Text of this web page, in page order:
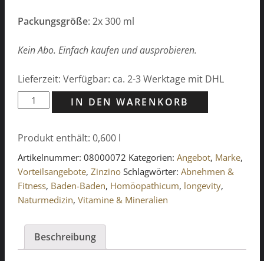
Packungsgröße: 2x 300 ml
Kein Abo. Einfach kaufen und ausprobieren.
Lieferzeit: Verfügbar: ca. 2-3 Werktage mit DHL
ZINZINO
BalanceOil+
(2x
300
ml)
Doppelpack
Menge
IN DEN WARENKORB
Produkt enthält: 0,600 l
Artikelnummer: 08000072 Kategorien: Angebot, Marke,
Vorteilsangebote, Zinzino Schlagwörter: Abnehmen &
Fitness, Baden-Baden, Homöopathicum, longevity,
Naturmedizin, Vitamine & Mineralien
Beschreibung